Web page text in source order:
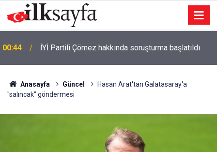
00:44 İYİ Partili Çömez hakkında soruşturma başlatıldı
Anasayfa Güncel
Hasan Arat'tan Galatasaray'a
"salıncak" göndermesi